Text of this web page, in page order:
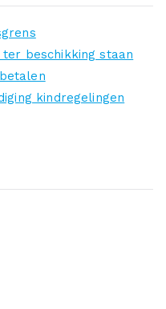
ter beschikking staan
kindregelingen